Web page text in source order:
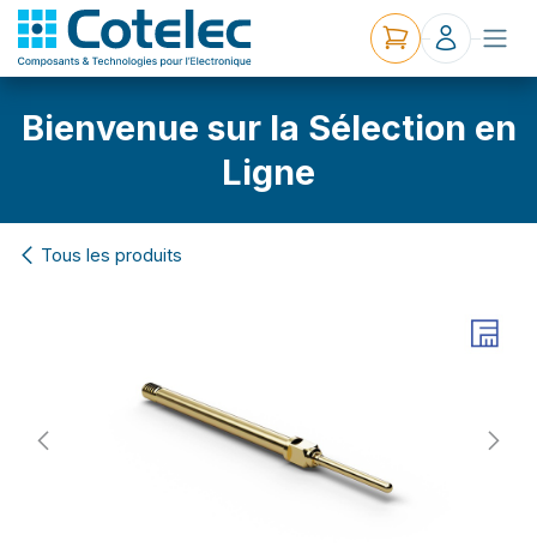
Bienvenue sur la Sélection en
Ligne
Tous les produits